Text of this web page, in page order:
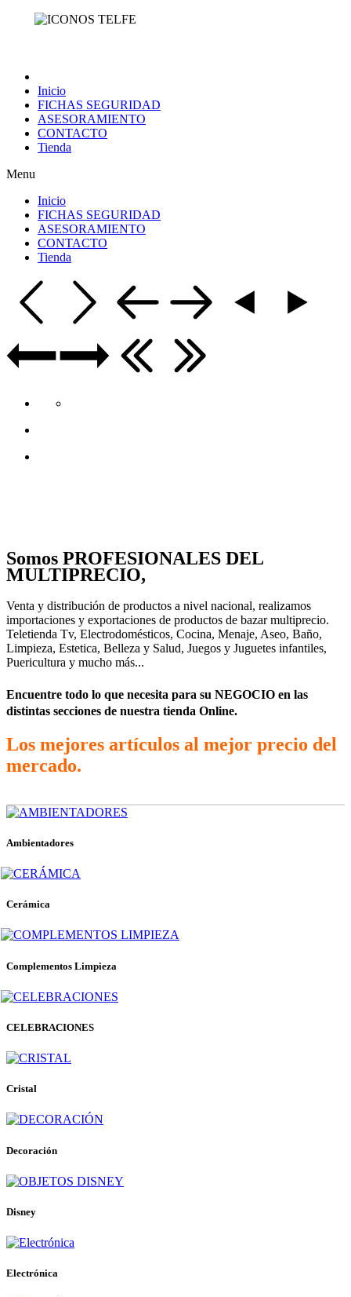
Inicio
FICHAS SEGURIDAD
ASESORAMIENTO
CONTACTO
Tienda
Menu
Inicio
FICHAS SEGURIDAD
ASESORAMIENTO
CONTACTO
Tienda
Somos PROFESIONALES DEL
MULTIPRECIO,
Venta y distribución de productos a nivel nacional, realizamos
importaciones y exportaciones de productos de bazar multiprecio.
Teletienda Tv, Electrodomésticos, Cocina, Menaje, Aseo, Baño,
Limpieza, Estetica, Belleza y Salud, Juegos y Juguetes infantiles,
Puericultura y mucho más...
Encuentre todo lo que necesita para su NEGOCIO en las
distintas secciones de nuestra tienda Online.
Los mejores artículos al mejor precio del
mercado.
Ambientadores
Cerámica
Complementos Limpieza
CELEBRACIONES
Cristal
Decoración
Disney
Electrónica